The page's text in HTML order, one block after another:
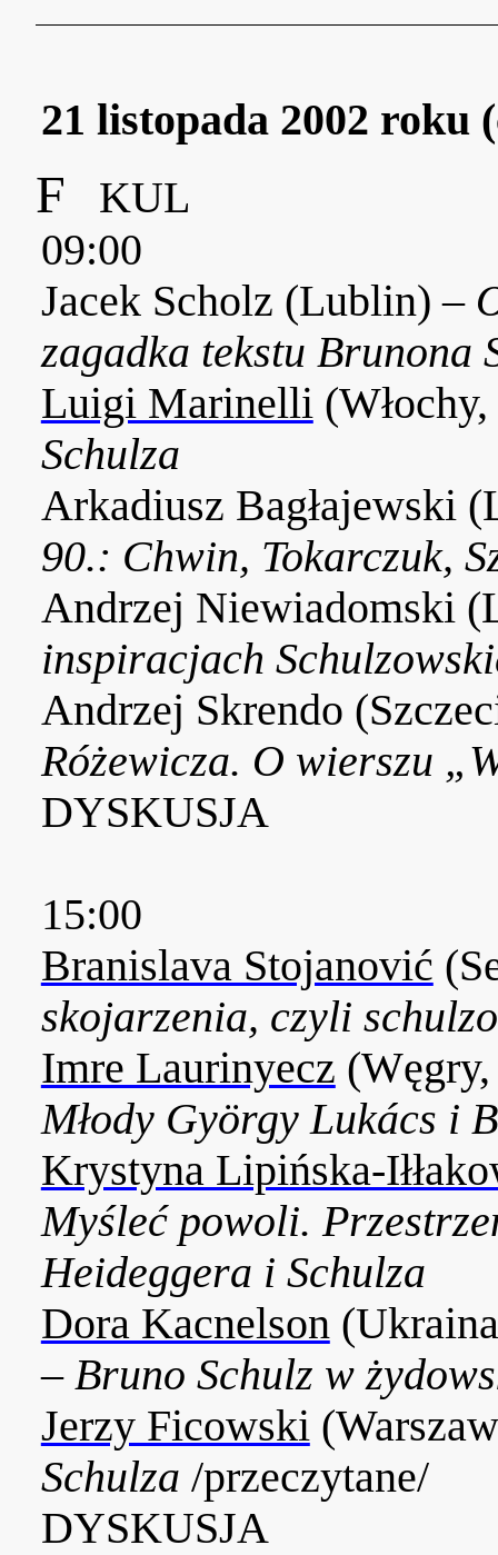
21 listopada 2002 roku
F
KUL
09:00
Jacek Scholz (Lublin) –
zagadka tekstu Brunona
Luigi Marinelli
Schulza
Arkadiusz Bagłajewski
90.: Chwin, Tokarczuk,
Andrzej Niewiadomski
inspiracjach
Andrzej Skrendo
Różewicza. O wierszu
DYSKUSJA
15:00
Branislava Stojanović
skojarzenia, czyli
Imre Laurinyecz
Młody György Lukács i
Krystyna Lipińska-
Myśleć powoli.
Heideggera i Schulza
Dora Kacnelson
– Bruno Schulz w
Jerzy Ficowski
Schulza /przeczytane/
DYSKUSJA